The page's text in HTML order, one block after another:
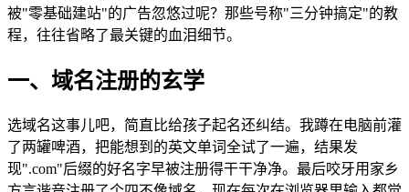
被"零基础建站"的广告忽悠过呢？那些号称"三分钟搞定"的教
程，往往省略了最关键的血泪细节。
一、域名注册的玄学
选域名这事儿吧，简直比给孩子起名还纠结。我蹲在电脑前灌
了两罐啤酒，把能想到的英文单词全试了一遍，结果发
现".com"后缀的好名字早被注册得干干净净。最后咬牙用家乡